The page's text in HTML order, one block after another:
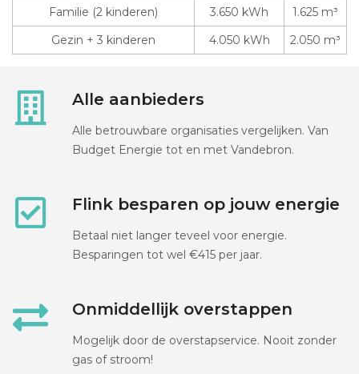
Familie (2 kinderen)
3.650 kWh
1.625 m³
Gezin + 3 kinderen
4.050 kWh 2.050 m³
Alle aanbieders
Alle betrouwbare organisaties vergelijken. Van
Budget Energie tot en met Vandebron.
Flink besparen op jouw energie
Betaal niet langer teveel voor energie.
Besparingen tot wel €415 per jaar.
Onmiddellijk overstappen
Mogelijk door de overstapservice. Nooit zonder
gas of stroom!